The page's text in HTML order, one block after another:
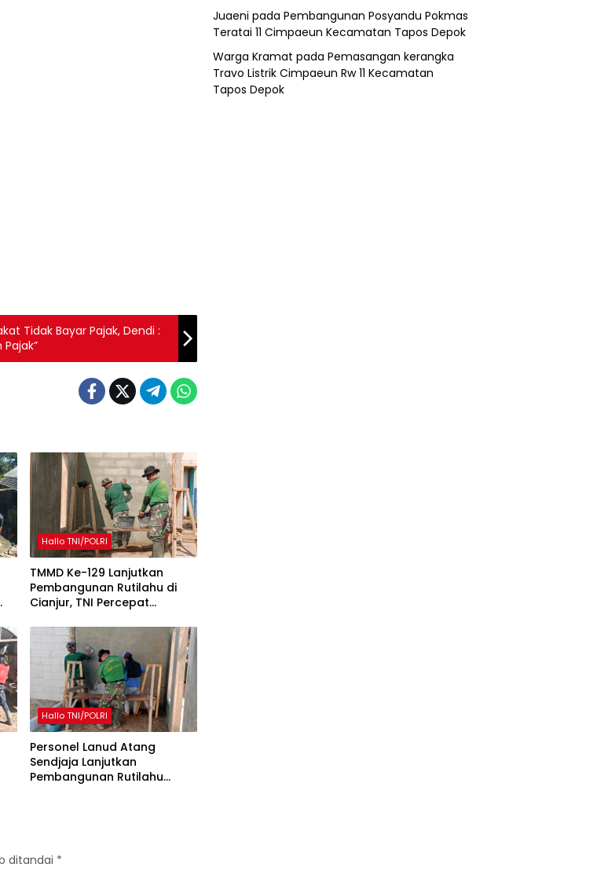
Tidak Bayar Pajak, Dendi :
Hallo TNI/POLRI
TMMD Ke-129 Lanjutkan
Pembangunan Rutilahu di
Cianjur, TNI Percepat
Warga
Hallo TNI/POLRI
Personel Lanud Atang
Sendjaja Lanjutkan
Pembangunan Rutilahu
ditandai *
Juaeni pada Pembangunan Posyandu Pokmas
Teratai 11 Cimpaeun Kecamatan Tapos Depok
Warga Kramat pada Pemasangan kerangka
Travo Listrik Cimpaeun Rw 11 Kecamatan
Tapos Depok